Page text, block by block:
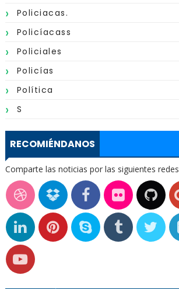
Policiacas.
Policíacass
Policiales
Policías
Política
S
RECOMIÉNDANOS
Comparte las noticias por las siguientes redes